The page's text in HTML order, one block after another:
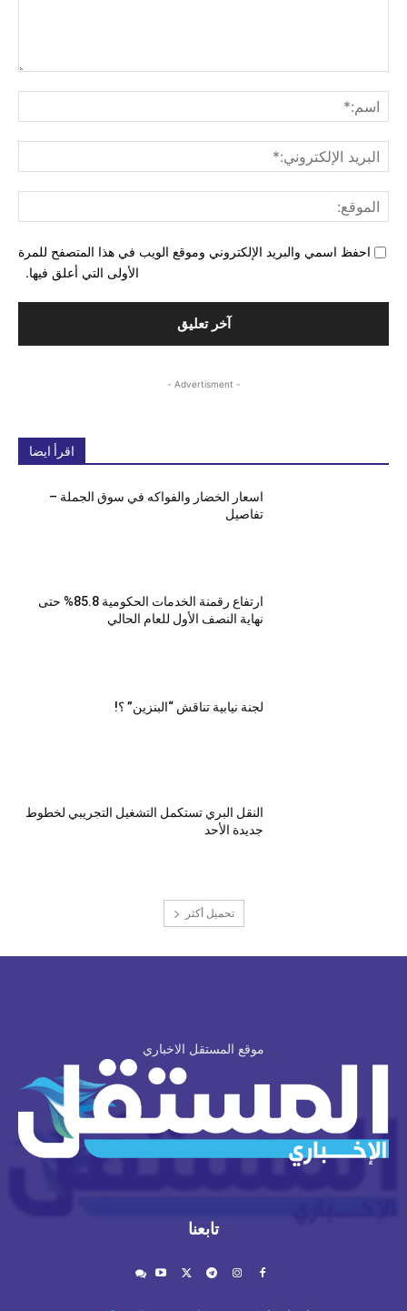
احفظ اسمي والبريد الإلكتروني وموقع الويب في هذا المتصفح للمرة
الأولى التي أعلق فيها.
- Advertisment -
اقرأ ايضا
اسعار الخضار والفواكه في سوق الجملة –
تفاصيل
ارتفاع رقمنة الخدمات الحكومية 85.8% حتى
نهاية النصف الأول للعام الحالي
لجنة نيابية تناقش “البنزين” ؟!
النقل البري تستكمل التشغيل التجريبي لخطوط
جديدة الأحد
تحميل أكثر
موقع المستقل الاخباري
تابعنا